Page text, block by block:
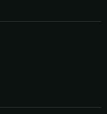
sono necessari
Questi cookie